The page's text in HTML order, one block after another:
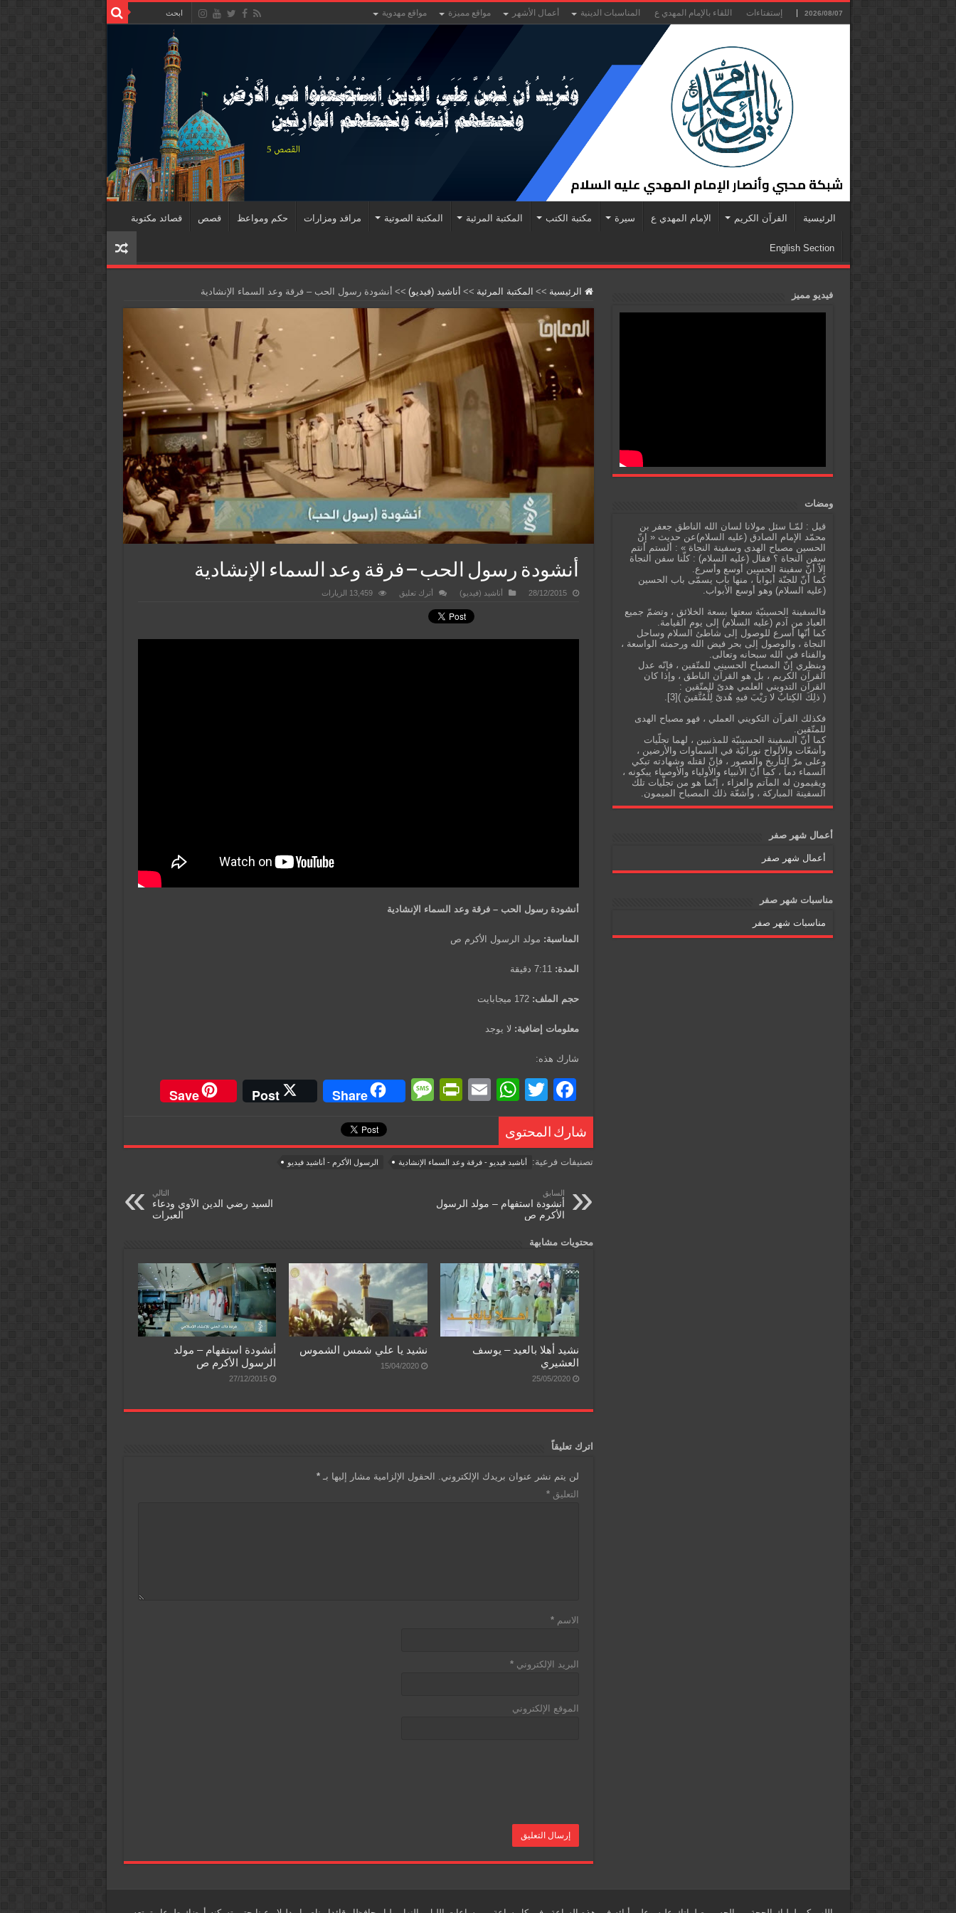
2026/08/07 إستفتاءات اللقاء بالإمام المهدي ع المناسبات الدينية أعمال الأشهر مواقع مميزة مواقع مهدوية
الرئيسية القرآن الكريم الإمام المهدي ع سيرة مكتبة الكتب المكتبة المرئية المكتبة الصوتية مراقد ومزارات حكم ومواعظ قصص قصائد مكتوبة
English Section
الرئيسية >> المكتبة المرئية >> أناشيد (فيديو) >> أنشودة رسول الحب – فرقة وعد السماء الإنشادية
أنشودة رسول الحب – فرقة وعد السماء الإنشادية
28/12/2015 أناشيد (فيديو) أترك تعليق 13,459 الزيارات
أنشودة رسول الحب – فرقة وعد السماء الإنشادية
المناسبة: مولد الرسول الأكرم ص
المدة:
حجم الملف: 172 ميجابايت
معلومات إضافية: لا يوجد
شارك هذه:
F
a
c
e
o
o
k
T
wi
tt
er
W
s
p
E
Pr
ri
n
M
a
Share
Post
Save
شارك المحتوى
تصنيفات فرعية: أناشيد فيديو - فرقة وعد السماء الإنشادية الرسول الأكرم - أناشيد فيديو
السابق
أنشودة استفهام – مولد الرسول
الأكرم ص
التالي
السيد رضي الدين الآوي ودعاء
العبرات
محتويات مشابهة
نشيد أهلا بالعيد – يوسف
العشيري
25/05/2020
نشيد يا علي شمس الشموس
15/04/2020
أنشودة استفهام – مولد
الرسول الأكرم ص
27/12/2015
اترك تعليقاً
لن يتم نشر عنوان بريدك الإلكتروني. الحقول الإلزامية مشار إليها بـ*
التعليق*
الاسم*
البريد الإلكتروني*
الموقع الإلكتروني
فيديو مميز
ومضات
قيل : لمّـا سئل مولانا لسان الله الناطق جعفر بن
محمّد الإمام الصادق (عليه السلام)عن حديث « إنّ
الحسين مصباح الهدى وسفينة النجاة » : ألستم أنتم
سفن النجاة ؟ فقال (عليه السلام) : كلّنا سفن النجاة
إلاّ أنّ سفينة الحسين أوسع وأسرع.
كما أنّ للجنّة أبواباً ، منها باب يسمّى باب الحسين
(عليه السلام) وهو أوسع الأبواب.
فالسفينة الحسينيّة سعتها بسعة الخلائق ، وتضمّ جميع
العباد من آدم (عليه السلام) إلى يوم القيامة.
كما أنّها أسرع للوصول إلى شاطئ السلام وساحل
النجاة ، والوصول إلى بحر فيض الله ورحمته الواسعة ،
والفناء في الله سبحانه وتعالى.
وبنظري إنّ المصباح الحسيني للمتّقين ، فإنّه عدل
القرآن الكريم ، بل هو القرآن الناطق ، وإذا كان
القرآن التدويني العلمي هدىً للمتّقين :
( ذلِكَ الكِتابُ لا رَيْبَ فيهِ هُدىً لِلْمُتَّقينَ )[3].
فكذلك القرآن التكويني العملي ، فهو مصباح الهدى
للمتّقين.
كما أنّ السفينة الحسينيّة للمذنبين ، لهما تجلّيات
وأشعّات والألواح نورانيّة في السماوات والأرضين ،
وعلى مرّ التأريخ والعصور ، فإنّ لقتله وشهادته تبكي
السماء دماً ، كما أنّ الأنبياء والأولياء والأوصياء يبكونه ،
ويقيمون له المآتم والعزاء ، إنّما هو من تجلّيات تلك
السفينة المباركة ، وأشعّة ذلك المصباح الميمون.
أعمال شهر صفر
أعمال شهر صفر
مناسبات شهر صفر
مناسبات شهر صفر